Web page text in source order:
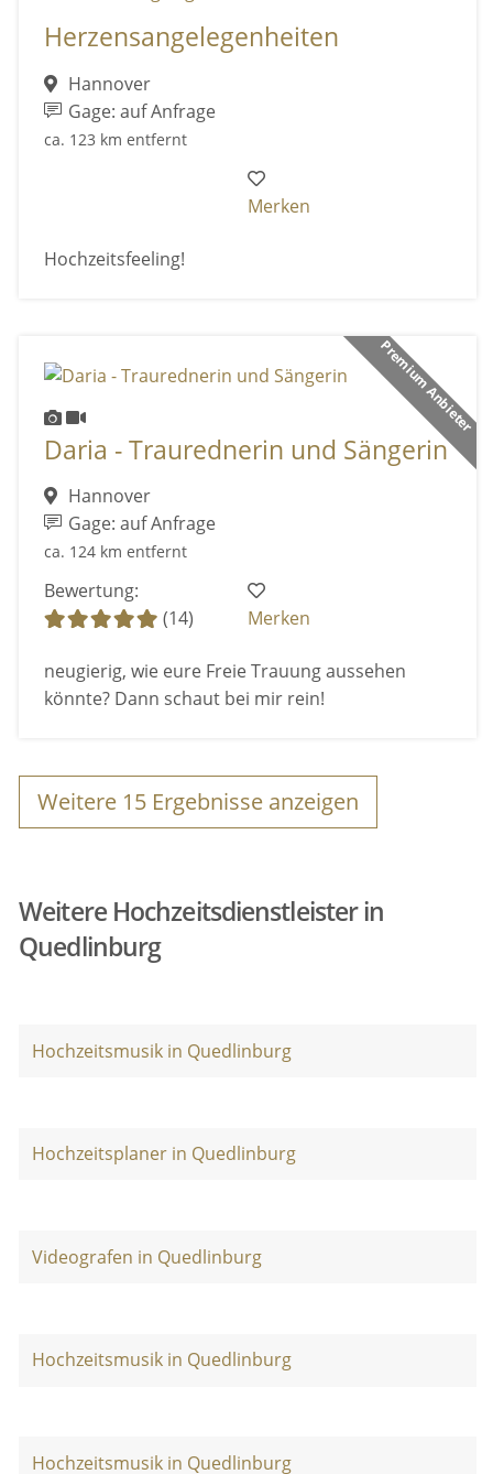
Herzensangelegenheiten
Hannover
Gage: auf Anfrage
ca. 123 km entfernt
Merken
Hochzeitsfeeling!
Premium Anbieter
Daria - Traurednerin und Sängerin
Hannover
Gage: auf Anfrage
ca. 124 km entfernt
Bewertung:
(14)
Merken
neugierig, wie eure Freie Trauung aussehen
könnte? Dann schaut bei mir rein!
Weitere 15 Ergebnisse anzeigen
Weitere Hochzeitsdienstleister in
Quedlinburg
Hochzeitsmusik in Quedlinburg
Hochzeitsplaner in Quedlinburg
Videografen in Quedlinburg
Hochzeitsmusik in Quedlinburg
Hochzeitsmusik in Quedlinburg